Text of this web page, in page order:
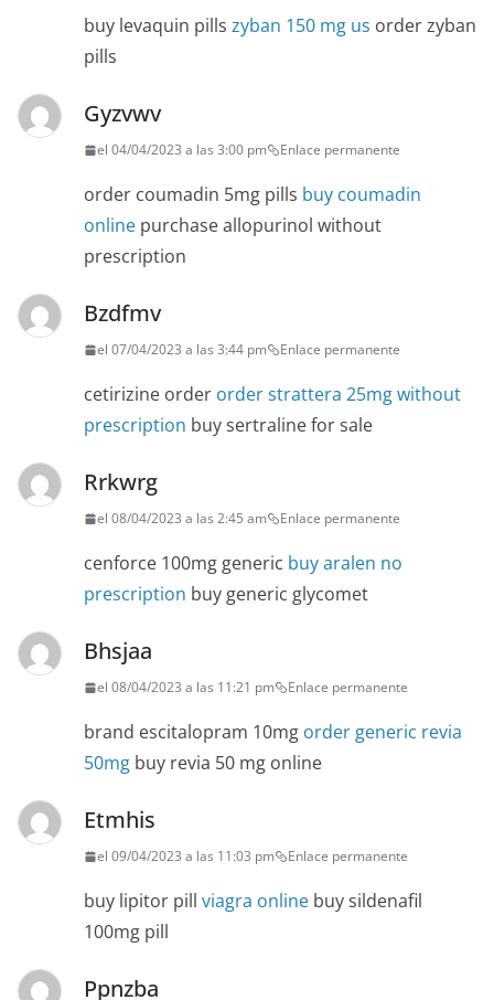
buy levaquin pills zyban 150 mg us order zyban
pills
Gyzvwv
el 04/04/2023 a las 3:00 pm Enlace permanente
order coumadin 5mg pills buy coumadin
online purchase allopurinol without
prescription
Bzdfmv
el 07/04/2023 a las 3:44 pm Enlace permanente
cetirizine order order strattera 25mg without
prescription buy sertraline for sale
Rrkwrg
el 08/04/2023 a las 2:45 am Enlace permanente
cenforce 100mg generic buy aralen no
prescription buy generic glycomet
Bhsjaa
el 08/04/2023 a las 11:21 pm Enlace permanente
brand escitalopram 10mg order generic revia
50mg buy revia 50 mg online
Etmhis
el 09/04/2023 a las 11:03 pm Enlace permanente
buy lipitor pill viagra online buy sildenafil
100mg pill
Ppnzba